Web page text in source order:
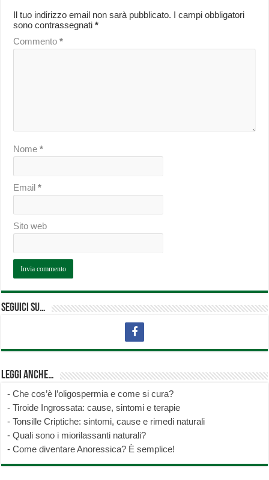
Il tuo indirizzo email non sarà pubblicato. I campi obbligatori
sono contrassegnati*
Commento*
Nome*
Email*
Sito web
Seguici su…
Leggi anche…
-Che cos’è l’oligospermia e come si cura?
-Tiroide Ingrossata: cause, sintomi e terapie
-Tonsille Criptiche: sintomi, cause e rimedi naturali
-Quali sono i miorilassanti naturali?
-Come diventare Anoressica? È semplice!